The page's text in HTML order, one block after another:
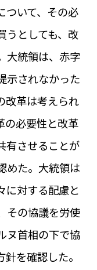
解くフランス
う時に
ブル
#コスメ
ージュ
#おでかけ
円
せ
シー
ついて、その必
うとしても、改
大統領は、赤字
示されなかった
改革は考えられ
の必要性と改革
有させることが
めた。大統領は
に対する配慮と
その協議を労使
ヌ首相の下で協
を確認した。